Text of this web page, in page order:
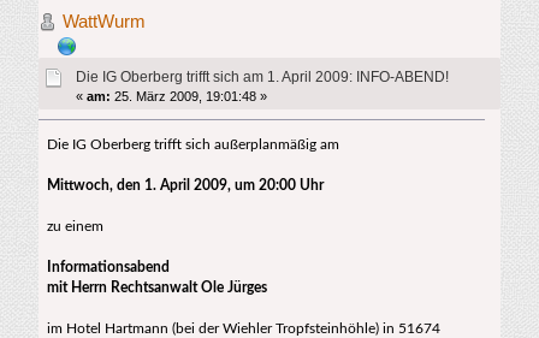
5052 mal)
WattWurm
Die IG Oberberg trifft sich am 1. April 2009: INFO-ABEND!
« am: 25. März 2009, 19:01:48 »
Die IG Oberberg trifft sich außerplanmäßig am
Mittwoch, den 1. April 2009, um 20:00 Uhr
zu einem
Informationsabend
mit Herrn Rechtsanwalt Ole Jürges
im Hotel Hartmann (bei der Wiehler Tropfsteinhöhle) in 51674